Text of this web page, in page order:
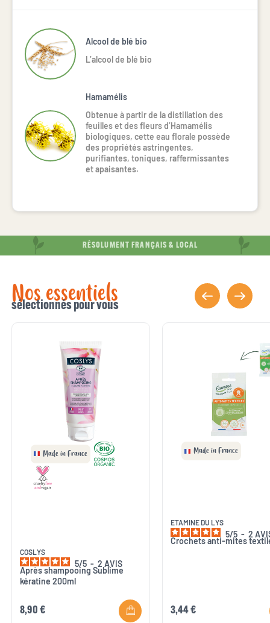
Alcool de blé bio
L’alcool de blé bio
Hamamélis
Obtenue à partir de la distillation des
feuilles et des fleurs d’Hamamélis
biologiques, cette eau florale possède
des propriétés astringentes,
purifiantes, toniques, raffermissantes
et apaisantes.
RÉSOLUMENT FRANÇAIS & LOCAL
Nos essentiels
sélectionnés pour vous
Made in France
COSLYS
5/5 - 2 AVIS
Après shampooing Sublime
kératine 200ml
8,90 €
Made in France
ETAMINE DU LYS
5/5 - 2
Crochets anti-mites
3,44 €